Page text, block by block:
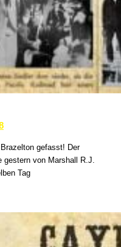
gefasst! Der
von Marshall R.J.
Tag